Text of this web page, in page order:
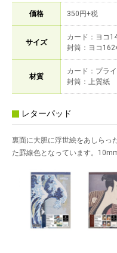
価格 350円+税
サイズ
カード：ヨコ
封筒：ヨコ
材質
カード：プラ
封筒：上質紙
レターパッド
裏面に大胆に浮世絵をあしらっ
た罫線色となっています。